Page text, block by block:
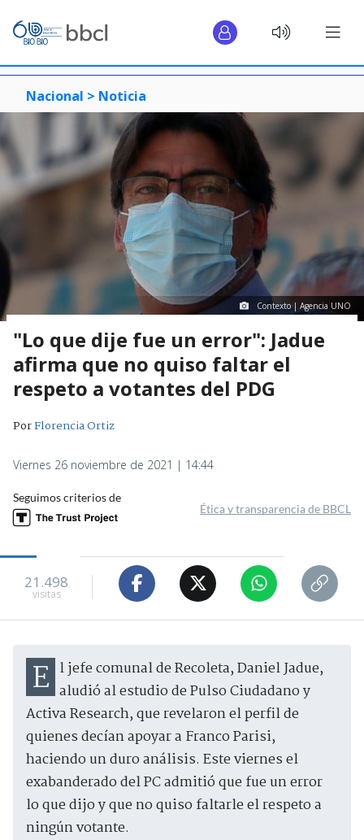
Nacional > Noticia
Contexto | Agencia UNO
"Lo que dije fue un error": Jadue
afirma que no quiso faltar el
respeto a votantes del PDG
PorFlorencia Ortiz
Viernes 26 noviembre de 2021 | 14:44
Seguimos criterios de
Ética y transparencia de BBCL
21.498
visitas
El jefe comunal de Recoleta, Daniel Jadue, aludió al estudio de Pulso Ciudadano y
Activa Research, que revelaron el perfil de
quienes decían apoyar a Franco Parisi,
haciendo un duro análisis. Este viernes el
exabanderado del PC admitió que fue un error
lo que dijo y que no quiso faltarle el respeto a
ningún votante.